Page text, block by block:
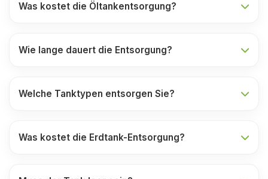
Was kostet die Öltankentsorgung?
Wie lange dauert die Entsorgung?
Welche Tanktypen entsorgen Sie?
Was kostet die Erdtank-Entsorgung?